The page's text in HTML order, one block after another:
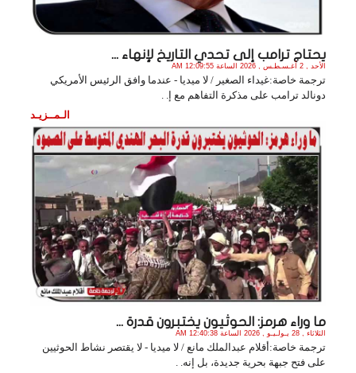
يحتاج ترامب إلى تحدي التاريخ لإنهاء ...
الأحد , 2 أغـسـطـس , 2026 الساعة 12:09:55 AM
ترجمة خاصة:غيداء الصغير / لا ميديا - عندما وافق الرئيس الأمريكي
دونالد ترامب على مذكرة التفاهم مع إ. .
الـمــزيـد
ما وراء هرمز: الحوثيون يختبرون قدرة ...
الثلاثاء , 28 يـولـيـو , 2026 الساعة 12:40:38 AM
ترجمة خاصة:أقلام عبدالملك مانع / لا ميديا - لا يقتصر نشاط الحوثيين
على فتح جبهة بحرية جديدة، بل إنه. .